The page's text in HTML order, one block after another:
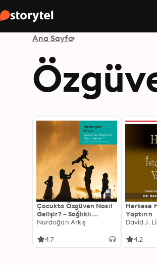
Ana Sayfa
Çocukta Özgüven Nasıl
Gelişir? – Sağlıklı
Özgüven Nedir, Nasıl
Nurdoğan Arkış
4.7
Herkese
Yaptırın
David J.
4.2